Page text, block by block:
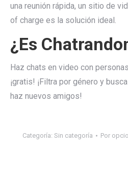
una reunión rápida, un sitio de
of charge es la solución ideal.
¿Es
Haz chats en video con
¡gratis! ¡Filtra por género y
haz nuevos amigos!
Categoría: Sin categoría Por